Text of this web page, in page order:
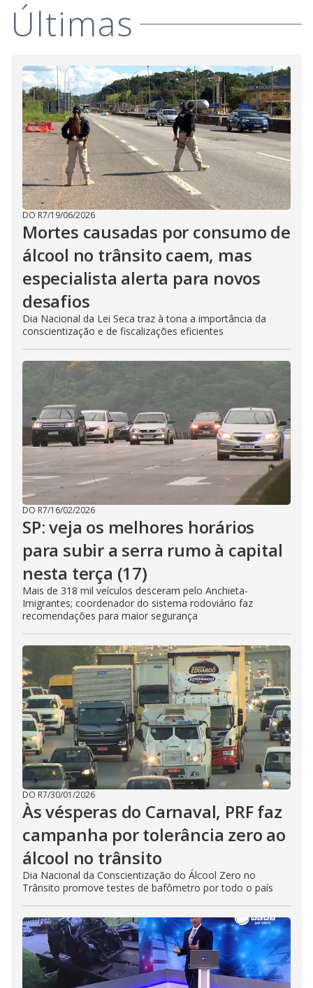
Últimas
DO R7/19/06/2026
Mortes causadas por consumo de
álcool no trânsito caem, mas
especialista alerta para novos
desafios
Dia Nacional da Lei Seca traz à tona a importância da
conscientização e de fiscalizações eficientes
DO R7/16/02/2026
SP: veja os melhores horários
para subir a serra rumo à capital
nesta terça (17)
Mais de 318 mil veículos desceram pelo Anchieta-
Imigrantes; coordenador do sistema rodoviário faz
recomendações para maior segurança
DO R7/30/01/2026
Às vésperas do Carnaval, PRF faz
campanha por tolerância zero ao
álcool no trânsito
Dia Nacional da Conscientização do Álcool Zero no
Trânsito promove testes de bafômetro por todo o país